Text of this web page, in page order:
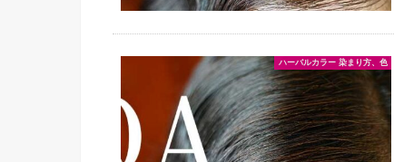
ハーバルカラー 染まり方、色